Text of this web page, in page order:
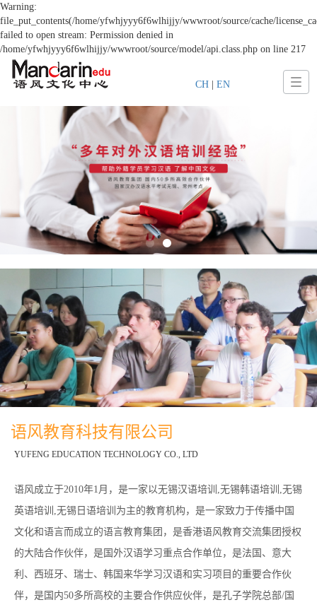
Warning:
file_put_contents(/home/yfwhjyyy6f6wlhijjy/wwwroot/source/cache/
failed to open stream: Permission denied in
/home/yfwhjyyy6f6wlhijjy/wwwroot/source/model/api.class.php on line 217
CH| EN
语风教育科技有限公司
YUFENG EDUCATION TECHNOLOGY CO., LTD
语风成立于2010年1月，是一家以无锡汉语培训,无锡韩语培训,无锡
英语培训,无锡日语培训为主的教育机构，是一家致力于传播中国
文化和语言而成立的语言教育集团，是香港语风教育交流集团授权
的大陆合作伙伴，是国外汉语学习重点合作单位，是法国、意大
利、西班牙、瑞士、韩国来华学习汉语和实习项目的重要合作伙
伴，是国内50多所高校的主要合作供应伙伴，是孔子学院总部/国